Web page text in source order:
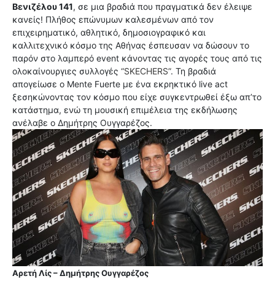
Βενιζέλου 141, σε μια βραδιά που πραγματικά δεν έλειψε
κανείς! Πλήθος επώνυμων καλεσμένων από τον
επιχειρηματικό, αθλητικό, δημοσιογραφικό και
καλλιτεχνικό κόσμο της Αθήνας έσπευσαν να δώσουν το
παρόν στο λαμπερό event κάνοντας τις αγορές τους από τις
ολοκαίνουργιες συλλογές “SKECHERS”. Τη βραδιά
απογείωσε ο Mente Fuerte με ένα εκρηκτικό live act
ξεσηκώνοντας τον κόσμο που είχε συγκεντρωθεί έξω απ’το
κατάστημα, ενώ τη μουσική επιμέλεια της εκδήλωσης
ανέλαβε ο Δημήτρης Ουγγαρέζος.
Αρετή Λίς – Δημήτρης Ουγγαρέζος